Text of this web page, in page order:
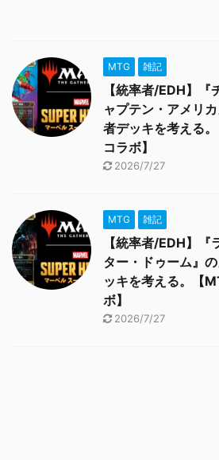
MTG 雑記
【統率者/EDH】
ャプテン・アメリ
者デッキを考える
コラボ】
2026/7/27
MTG 雑記
【統率者/EDH】『
ター・ドゥーム』
ッキを考える。【
ボ】
2026/7/27